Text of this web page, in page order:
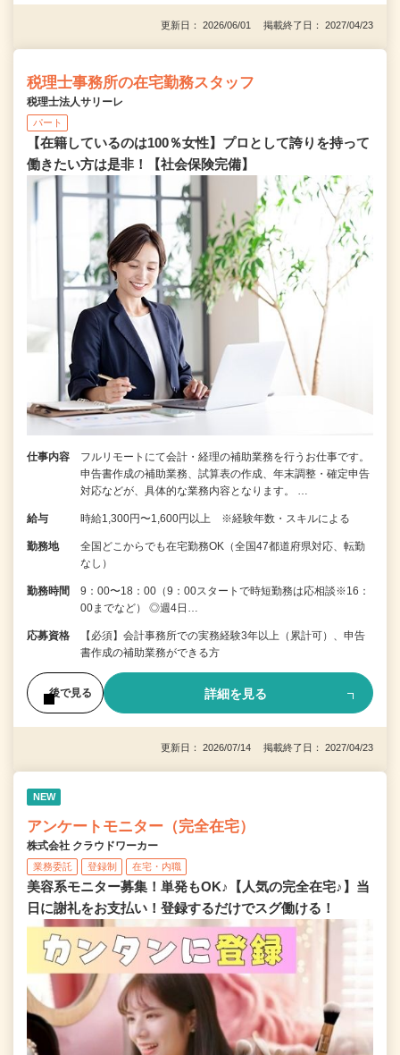
更新日： 2026/06/01 掲載終了日： 2027/04/23
税理士事務所の在宅勤務スタッフ
税理士法人サリーレ
パート
【在籍しているのは100％女性】プロとして誇りを持って
働きたい方は是非！【社会保険完備】
仕事内容
フルリモートにて会計・経理の補助業務を行うお仕事です。
申告書作成の補助業務、試算表の作成、年末調整・確定申告
対応などが、具体的な業務内容となります。 …
給与 時給1,300円〜1,600円以上 ※経験年数・スキルによる
勤務地
全国どこからでも在宅勤務OK（全国47都道府県対応、転勤
なし）
勤務時間
9：00〜18：00（9：00スタートで時短勤務は応相談※16：
00までなど） ◎週4日…
応募資格
【必須】会計事務所での実務経験3年以上（累計可）、申告
書作成の補助業務ができる方
後で見る 詳細を見る
更新日： 2026/07/14 掲載終了日： 2027/04/23
NEW
アンケートモニター（完全在宅）
株式会社 クラウドワーカー
業務委託 登録制 在宅・内職
美容系モニター募集！単発もOK♪【人気の完全在宅♪】当
日に謝礼をお支払い！登録するだけでスグ働ける！